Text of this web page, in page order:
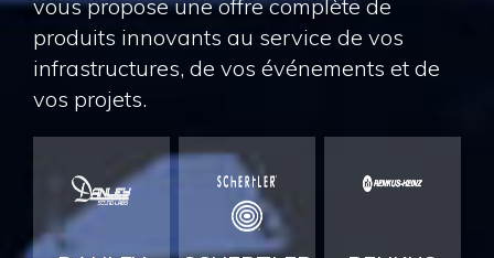
vous propose une offre complète de
produits innovants au service de vos
infrastructures, de vos événements et de
vos projets.